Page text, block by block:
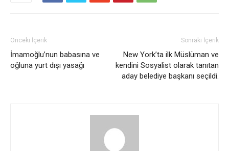
Önceki İçerik
İmamoğlu’nun babasına ve
oğluna yurt dışı yasağı
Sonraki İçerik
New York’ta ilk Müslüman ve
kendini Sosyalist olarak tanıtan
aday belediye başkanı seçildi.